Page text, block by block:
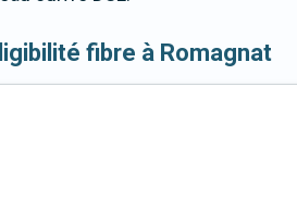
fibre à Romagnat